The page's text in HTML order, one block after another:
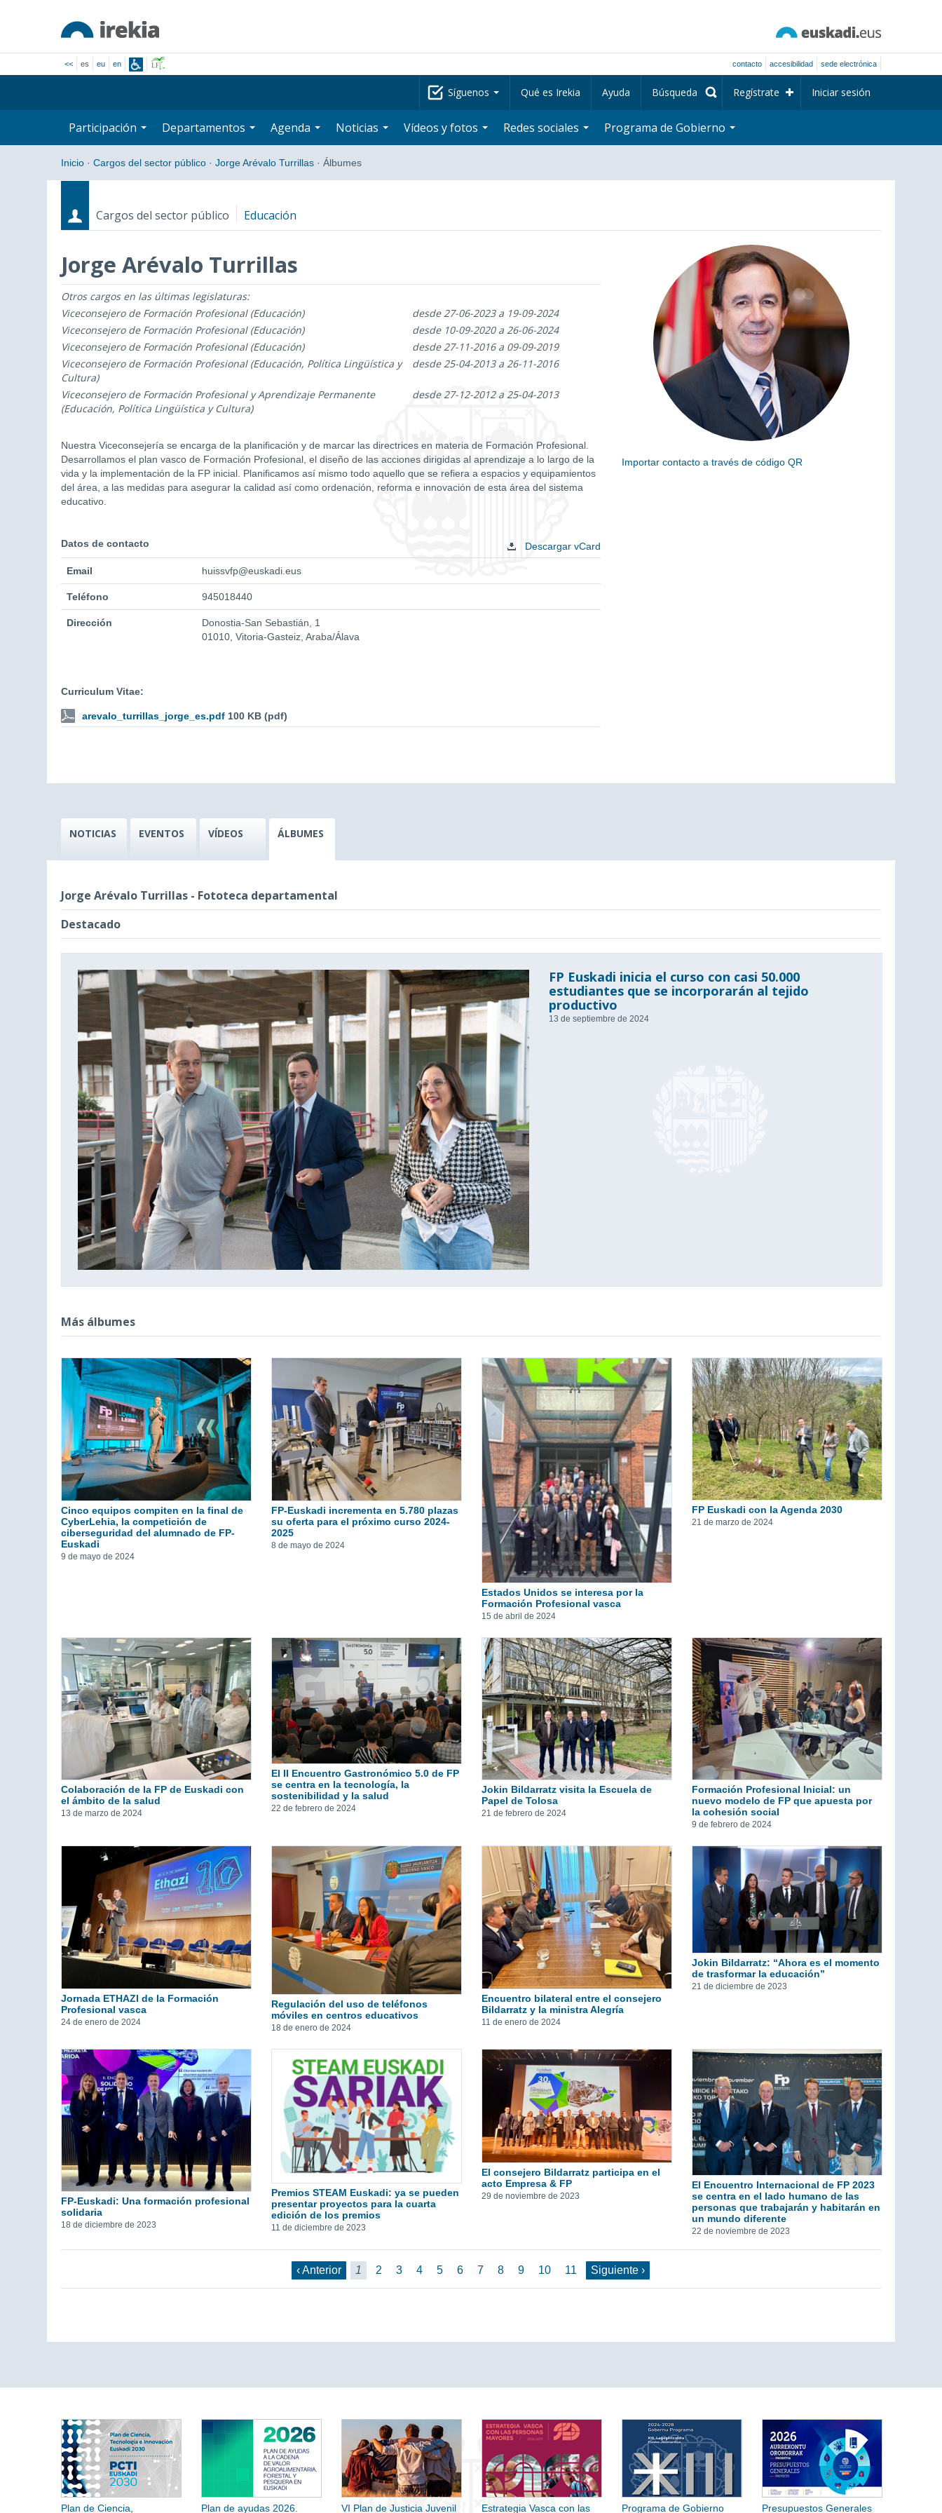
<< es eu en contacto accesibilidad sede electrónica
Síguenos Qué es Irekia Ayuda Búsqueda Regístrate Iniciar sesión
Participación Departamentos Agenda Noticias Vídeos y fotos Redes sociales Programa de Gobierno
Inicio · Cargos del sector público · Jorge Arévalo Turrillas · Álbumes
Cargos del sector público Educación
Jorge Arévalo Turrillas
CargosFecha de inicio - Fecha fin
Otros cargos en las últimas legislaturas:
Viceconsejero de Formación Profesional (Educación)
desde 27-06-2023 a 19-09-2024
Viceconsejero de Formación Profesional (Educación)
desde 10-09-2020 a 26-06-2024
Viceconsejero de Formación Profesional (Educación)
desde 27-11-2016 a 09-09-2019
Viceconsejero de Formación Profesional (Educación, Política Lingüística y
Cultura)
desde 25-04-2013 a 26-11-2016
Viceconsejero de Formación Profesional y Aprendizaje Permanente
(Educación, Política Lingüística y Cultura)
desde 27-12-2012 a 25-04-2013
Nuestra Viceconsejería se encarga de la planificación y de marcar las directrices en materia de Formación Profesional.
Desarrollamos el plan vasco de Formación Profesional, el diseño de las acciones dirigidas al aprendizaje a lo largo de la
vida y la implementación de la FP inicial. Planificamos así mismo todo aquello que se refiera a espacios y equipamientos
del área, a las medidas para asegurar la calidad así como ordenación, reforma e innovación de esta área del sistema
educativo.
Datos de contacto Descargar vCard
Email huissvfp@euskadi.eus
Teléfono 945018440
Dirección
Donostia-San Sebastián, 1
01010, Vitoria-Gasteiz, Araba/Álava
Curriculum Vitae:
arevalo_turrillas_jorge_es.pdf 100 KB (pdf)
Importar contacto a través de código QR
NOTICIAS EVENTOS VÍDEOS ÁLBUMES
Jorge Arévalo Turrillas - Fototeca departamental
Destacado
FP Euskadi inicia el curso con casi 50.000
estudiantes que se incorporarán al tejido
productivo
13 de septiembre de 2024
Más álbumes
Cinco equipos compiten en la final de
CyberLehia, la competición de
ciberseguridad del alumnado de FP-
Euskadi
9 de mayo de 2024
FP-Euskadi incrementa en 5.780 plazas
su oferta para el próximo curso 2024-
2025
8 de mayo de 2024
Estados Unidos se interesa por la
Formación Profesional vasca
15 de abril de 2024
FP Euskadi con la Agenda 2030
21 de marzo de 2024
Colaboración de la FP de Euskadi con
el ámbito de la salud
13 de marzo de 2024
El II Encuentro Gastronómico 5.0 de FP
se centra en la tecnología, la
sostenibilidad y la salud
22 de febrero de 2024
Jokin Bildarratz visita la Escuela de
Papel de Tolosa
21 de febrero de 2024
Formación Profesional Inicial: un
nuevo modelo de FP que apuesta por
la cohesión social
9 de febrero de 2024
Jornada ETHAZI de la Formación
Profesional vasca
24 de enero de 2024
Regulación del uso de teléfonos
móviles en centros educativos
18 de enero de 2024
Encuentro bilateral entre el consejero
Bildarratz y la ministra Alegría
11 de enero de 2024
Jokin Bildarratz: “Ahora es el momento
de trasformar la educación”
21 de diciembre de 2023
FP-Euskadi: Una formación profesional
solidaria
18 de diciembre de 2023
Premios STEAM Euskadi: ya se pueden
presentar proyectos para la cuarta
edición de los premios
11 de diciembre de 2023
El consejero Bildarratz participa en el
acto Empresa & FP
29 de noviembre de 2023
El Encuentro Internacional de FP 2023
se centra en el lado humano de las
personas que trabajarán y habitarán en
un mundo diferente
22 de noviembre de 2023
‹ Anterior 1 2 3 4 5 6 7 8 9 10 11 Siguiente ›
Plan de Ciencia, Plan de ayudas 2026. VI Plan de Justicia Juvenil Estrategia Vasca con las Programa de Gobierno Presupuestos Generales